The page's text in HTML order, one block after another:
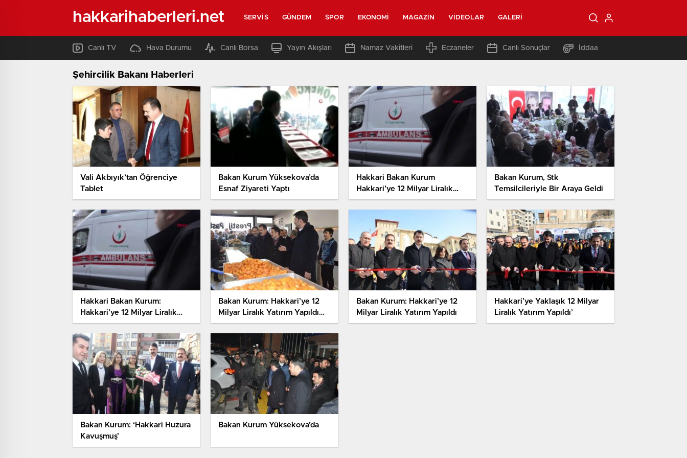
hakkarihaberleri.net SERVIS GÜNDEM SPOR EKONOMI MAGAZIN VIDEOLAR GALERI
Canlı TV Hava Durumu Canlı Borsa Yayın Akışları Namaz Vakitleri Eczaneler Canlı Sonuçlar İddaa
Şehircilik Bakanı Haberleri
Vali Akbıyık’tan Öğrenciye
Tablet
Bakan Kurum Yüksekova’da
Esnaf Ziyareti Yaptı
Hakkari Bakan Kurum
Hakkari’ye 12 Milyar Liralık
Yatırım Yapıldı
Bakan Kurum, Stk
Temsilcileriyle Bir Araya Geldi
Hakkari Bakan Kurum:
Hakkari’ye 12 Milyar Liralık
Yatırım Yapıldı
Bakan Kurum: Hakkari’ye 12
Milyar Liralık Yatırım Yapıldı
(2)
Bakan Kurum: Hakkari’ye 12
Milyar Liralık Yatırım Yapıldı
Hakkari’ye Yaklaşık 12 Milyar
Liralık Yatırım Yapıldı’
Bakan Kurum: ‘Hakkari Huzura
Kavuşmuş’
Bakan Kurum Yüksekova’da